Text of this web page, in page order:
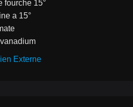
fourche 15°
a 15°
Externe